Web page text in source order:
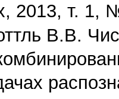
2013, т. 1,
В.В.